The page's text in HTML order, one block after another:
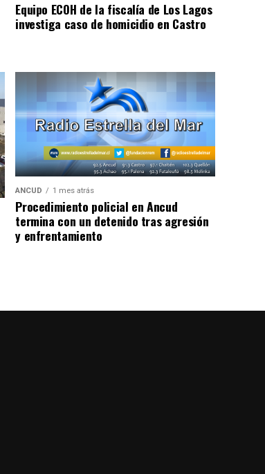
Equipo ECOH de la fiscalía de Los Lagos
investiga caso de homicidio en Castro
ANCUD 1 mes atrás
Procedimiento policial en Ancud
termina con un detenido tras agresión
y enfrentamiento